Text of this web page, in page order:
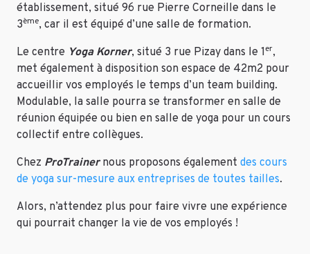
établissement, situé 96 rue Pierre Corneille dans le
3ème, car il est équipé d’une salle de formation.
Le centre Yoga Korner, situé 3 rue Pizay dans le 1er,
met également à disposition son espace de 42m2 pour
accueillir vos employés le temps d’un team building.
Modulable, la salle pourra se transformer en salle de
réunion équipée ou bien en salle de yoga pour un cours
collectif entre collègues.
Chez ProTrainernous proposons également des cours
de yoga sur-mesure aux entreprises de toutes tailles.
Alors, n’attendez plus pour faire vivre une expérience
qui pourrait changer la vie de vos employés !